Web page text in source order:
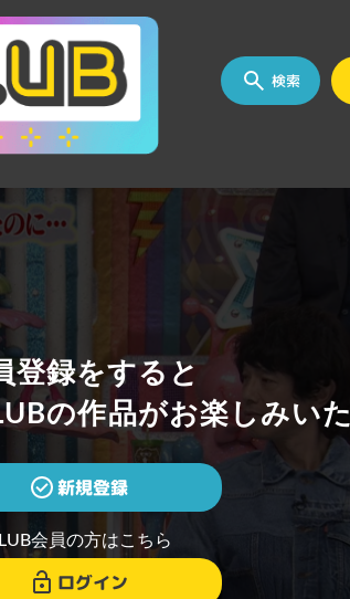
検索
登録をすると
の作品がお楽しみい
新規登録
会員の方はこちら
ログイン